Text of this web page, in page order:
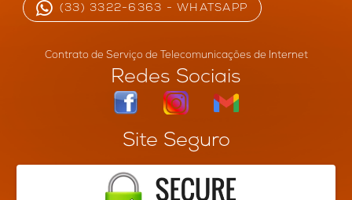
(33) 3322-6363 - WHATSAPP
Contrato de Serviço de Telecomunicações de Internet
Redes Sociais
Site Seguro